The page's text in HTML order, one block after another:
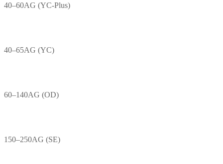
40–60AG (YC-Plus)
40–65AG (YC)
60–140AG (OD)
150–250AG (SE)